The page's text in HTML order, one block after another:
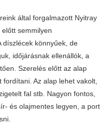
által forgalmazott Nyitray
semmilyen
díszlécek könnyűek, de
időjárásnak ellenállók, a
Szerelés előtt az alap
Az alap lehet vakolt,
fal stb. Nagyon fontos,
és olajmentes legyen, a port